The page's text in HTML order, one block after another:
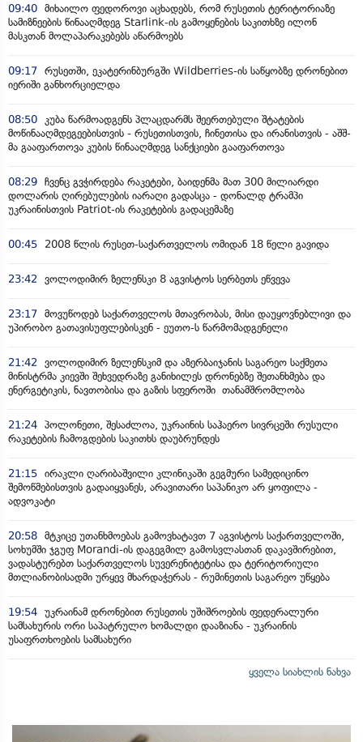
09:40 მიხაილო ფედოროვი აცხადებს, რომ რუსეთის ტერიტორიაზე
სამიზნეების წინააღმდეგ Starlink-ის გამოყენების საკითხზე ილონ
მასკთან მოლაპარაკებებს აწარმოებს
09:17 რუსეთში, ეკატერინბურგში Wildberries-ის საწყობზე დრონებით
იერიში განხორციელდა
08:50
კუბა წარმოადგენს პლაცდარმს შეერთებული შტატების
მოწინააღმდეგეებისთვის - რუსეთისთვის, ჩინეთისა და ირანისთვის - აშშ-
მა გააფართოვა კუბის წინააღმდეგ სანქციები გააფართოვა
08:29 ჩვენც გვჭირდება რაკეტები, ბაიდენმა მათ 300 მილიარდი
დოლარის ღირებულების იარაღი გადასცა - დონალდ ტრამპი
უკრაინისთვის Patriot-ის რაკეტების გადაცემაზე
00:45 2008 წლის რუსეთ-საქართველოს ომიდან 18 წელი გავიდა
23:42 ვოლოდიმირ ზელენსკი 8 აგვისტოს სერბეთს ეწვევა
23:17 მოვუწოდებ საქართველოს მთავრობას, მისი დაუყოვნებლივი და
უპირობო გათავისუფლებისკენ - ეუთო-ს წარმომადგენელი
21:42
ვოლოდიმირ ზელენსკიმ და აზერბაიჯანის საგარეო საქმეთა
მინისტრმა კიევში შეხვედრაზე განიხილეს დრონებზე შეთანხმება და
ენერგეტიკის, ნავთობისა და გაზის სფეროში თანამშრომლობა
21:24 პოლონეთი, შესაძლოა, უკრაინის საჰაერო სივრცეში რუსული
რაკეტების ჩამოგდების საკითხს დაუბრუნდეს
21:15 ირაკლი ღარიბაშვილი კლინიკაში გეგმური სამედიცინო
შემოწმებისთვის გადაიყვანეს, არავითარი საპანიკო არ ყოფილა -
ადვოკატი
20:58 მტკიცე უთანხმოებას გამოვხატავთ 7 აგვისტოს საქართველოში,
სოხუმში ჯგუფ Morandi-ის დაგეგმილ გამოსვლასთან დაკავშირებით,
ვადასტურებთ საქართველოს სუვერენიტეტისა და ტერიტორიული
მთლიანობისადმი ურყევ მხარდაჭერას - რუმინეთის საგარეო უწყება
19:54 უკრაინამ დრონებით რუსეთის უშიშროების ფედერალური
სამსახურის ორი საპატრულო ხომალდი დააზიანა - უკრაინის
უსაფრთხოების სამსახური
ყველა სიახლის ნახვა